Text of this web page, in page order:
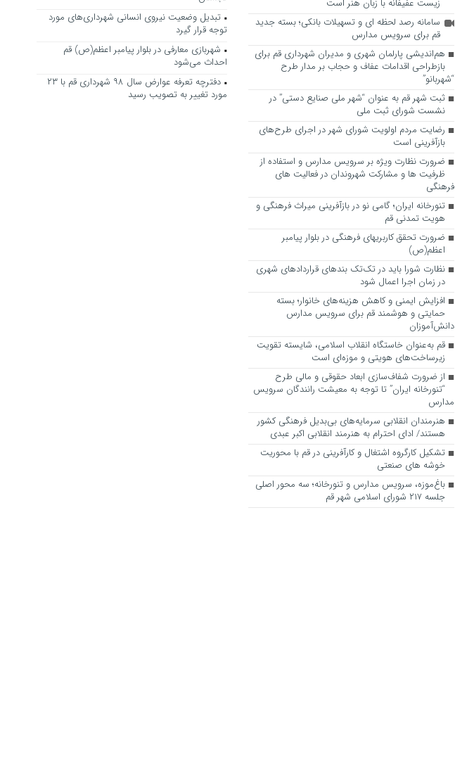
زیست عفیفانه با زبان هنر است
سامانه رصد لحظه ای و تسهیلات بانکی؛ بسته جدید
قم برای سرویس مدارس
هم‌اندیشی پارلمان شهری و مدیران شهرداری قم برای
بازطراحی اقدامات عفاف و حجاب بر مدار طرح
“شهربانو”
ثبت شهر قم به عنوان “شهر ملی صنایع دستی” در
نشست شورای ثبت ملی
رضایت مردم اولویت شورای شهر در اجرای طرح‌های
بازآفرینی است
ضرورت نظارت ویژه بر سرویس مدارس و استفاده از
ظرفیت ها و مشارکت شهروندان در فعالیت های
فرهنگی
تنورخانه ایران؛ گامی نو در بازآفرینی میراث فرهنگی و
هویت تمدنی قم
ضرورت تحقق کاربری­های فرهنگی در بلوار پیامبر
اعظم(ص)
نظارت شورا باید در تک‌تک بندهای قراردادهای شهری
در زمان اجرا اعمال شود
افزایش ایمنی و کاهش هزینه‌های خانوار؛ بسته
حمایتی و هوشمند قم برای سرویس مدارس
دانش‌آموزان
قم به‌عنوان خاستگاه انقلاب اسلامی، شایسته تقویت
زیرساخت‌های هویتی و موزه‌ای است
از ضرورت شفاف‌سازی ابعاد حقوقی و مالی طرح
“تنورخانه ایران” تا توجه به معیشت رانندگان سرویس
مدارس
هنرمندان انقلابی سرمایه‌های بی‌بدیل فرهنگی کشور
هستند/ ادای احترام به هنرمند انقلابی اکبر عبدی
تشکیل کارگروه اشتغال و کارآفرینی در قم با محوریت
خوشه های صنعتی
باغ‌موزه، سرویس مدارس و تنورخانه؛ سه محور اصلی
جلسه ۲۱۷ شورای اسلامی شهر قم
تبدیل وضعیت نیروی انسانی شهرداری‌های مورد
توجه قرار گیرد
شهربازی معارفی در بلوار پیامبر اعظم(ص) قم
احداث می‌شود
دفترچه تعرفه عوارض سال ۹۸ شهرداری قم با ۲۳
مورد تغییر به تصویب رسید